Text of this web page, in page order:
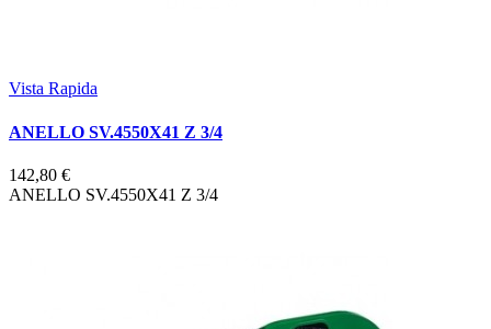
Vista Rapida
ANELLO SV.4550X41 Z 3/4
142,80 €
ANELLO SV.4550X41 Z 3/4